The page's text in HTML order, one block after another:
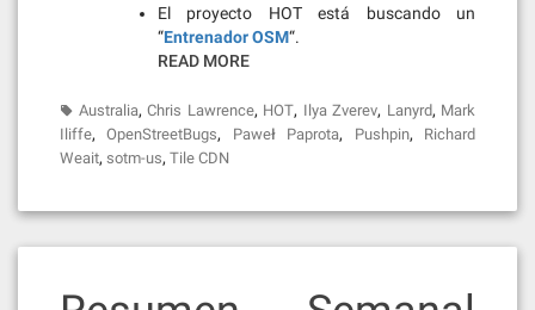
El proyecto HOT está buscando un
“Entrenador OSM“.
READ MORE
Australia, Chris Lawrence, HOT, Ilya Zverev, Lanyrd, Mark
Iliffe,OpenStreetBugs, Paweł Paprota, Pushpin, Richard
Weait, sotm-us, Tile CDN